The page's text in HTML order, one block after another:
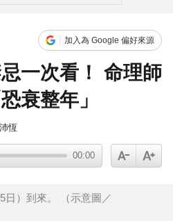
加入為 Google 偏好來源
一次看！ 命理師
衰整年」
恆
00:00
日）到來。 （示意圖／